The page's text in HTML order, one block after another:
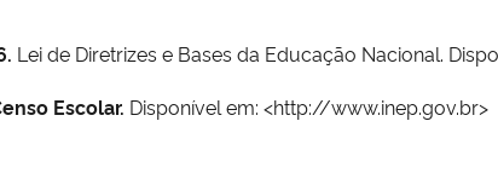
Lei de Diretrizes e Bases da Educação Nacional.
Escolar. Disponível em: <http://www.inep.gov.br>